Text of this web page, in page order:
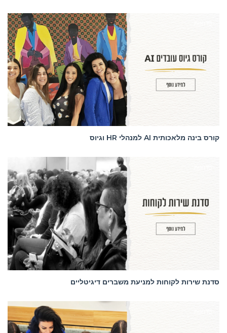
קורס בינה מלאכותית AI למנהלי HR וגיוס
סדנת שירות לקוחות למניעת משברים דיגיטליים